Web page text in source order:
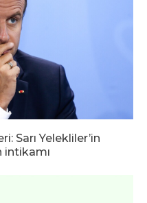
Sarı Yelekliler’in
intikamı